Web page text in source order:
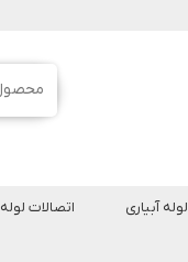
لوله آبیاری اتصالات لوله